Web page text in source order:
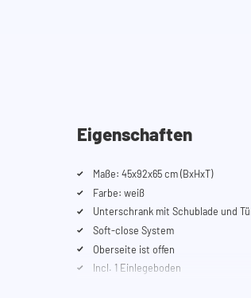
Eigenschaften
Maße: 45x92x65 cm (BxHxT)
Farbe: weiß
Unterschrank mit Schublade und
Soft-close System
Oberseite ist offen
Incl. 1 Einlegeboden